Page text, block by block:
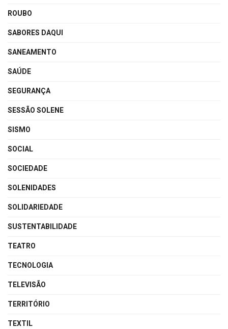
ROUBO
SABORES DAQUI
SANEAMENTO
SAÚDE
SEGURANÇA
SESSÃO SOLENE
SISMO
SOCIAL
SOCIEDADE
SOLENIDADES
SOLIDARIEDADE
SUSTENTABILIDADE
TEATRO
TECNOLOGIA
TELEVISÃO
TERRITÓRIO
TEXTIL